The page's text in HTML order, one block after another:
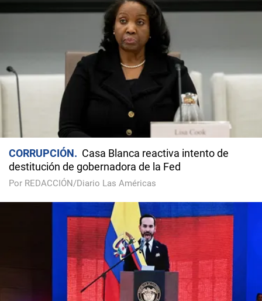
CORRUPCIÓN
Casa Blanca reactiva intento de
destitución de gobernadora de la Fed
Por REDACCIÓN/Diario Las Américas